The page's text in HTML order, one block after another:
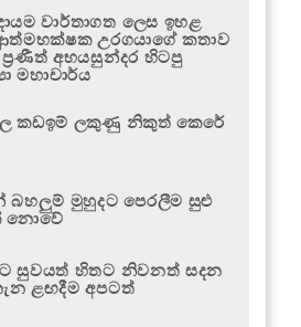
වාර්තාගත ලෙස ඉහළ
උරගයාගේ කතාව
ප්‍රණීත් අභයසුන්දර හිටපු
මහාචාර්ය
කඩඉම් ලකුණු නිකුත් කෙරේ
බහලුම් මුහුදට පෙරලීම සුළු
නොවේ
සුවයත් හිතට නිවනත් සදන
ළඟදීම අපටත්